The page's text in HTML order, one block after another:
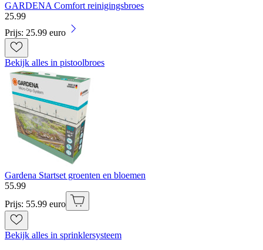
GARDENA Comfort reinigingsbroes
25.99
Prijs: 25.99 euro
Bekijk alles in pistoolbroes
Gardena Startset groenten en bloemen
55.99
Prijs: 55.99 euro
Bekijk alles in sprinklersysteem